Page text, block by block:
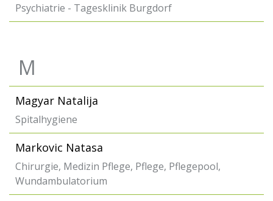
Psychiatrie - Tagesklinik Burgdorf
M
Magyar Natalija
Spitalhygiene
Markovic Natasa
Chirurgie, Medizin Pflege, Pflege, Pflegepool,
Wundambulatorium